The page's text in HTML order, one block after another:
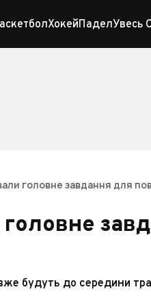
ХокейПаделУвесь
головне завдання для
будуть до середини